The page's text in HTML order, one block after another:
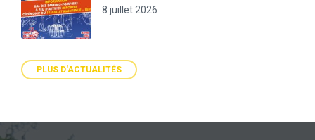
8 juillet 2026
PLUS D'ACTUALITÉS